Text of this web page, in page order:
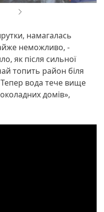
намагалась
неможливо, -
як після сильної
топить район біля
вода тече вище
домів»,